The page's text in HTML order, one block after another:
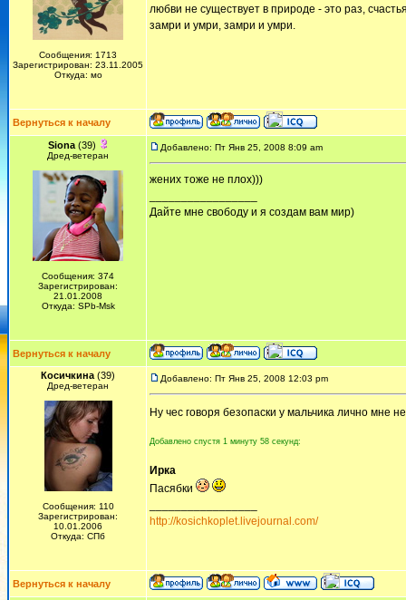
Сообщения: 1713
Зарегистрирован: 23.11.2005
Откуда: мо
любви не существует в природе - это раз,
замри и умри, замри и умри.
Вернуться к началу
Siona(39)
Дред-ветеран
Сообщения: 374
Зарегистрирован:
21.01.2008
Откуда: SPb-Msk
Добавлено: Пт Янв 25, 2008 8:09 am
жених тоже не плох)))
Дайте мне свободу и я создам вам мир)
Вернуться к началу
Косичкина (39)
Дред-ветеран
Сообщения: 110
Зарегистрирован:
10.01.2006
Откуда: СПб
Добавлено: Пт Янв 25, 2008 12:03 pm
Ну чес говоря безопаски у мальчика лично мне
Добавлено спустя 1 минуту 58 секунд:
Ирка
Пасябки
http://kosichkoplet.livejournal.com/
Вернуться к началу